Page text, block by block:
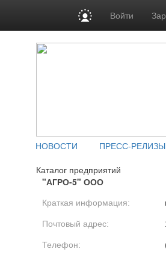
Войти
НОВОСТИ ПРЕСС-РЕЛИЗЫ
Каталог предприятий
"АГРО-5" ООО
Краткая информация:
Почтовый адрес:
Телефон: